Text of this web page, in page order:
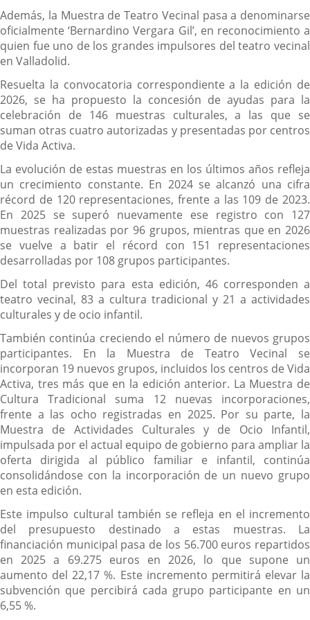
Además, la Muestra de Teatro Vecinal pasa a denominarse
oficialmente ‘Bernardino Vergara Gil’, en reconocimiento a
quien fue uno de los grandes impulsores del teatro vecinal
en Valladolid.
Resuelta la convocatoria correspondiente a la edición de
2026, se ha propuesto la concesión de ayudas para la
celebración de 146 muestras culturales, a las que se
suman otras cuatro autorizadas y presentadas por centros
de Vida Activa.
La evolución de estas muestras en los últimos años refleja
un crecimiento constante. En 2024 se alcanzó una cifra
récord de 120 representaciones, frente a las 109 de 2023.
En 2025 se superó nuevamente ese registro con 127
muestras realizadas por 96 grupos, mientras que en 2026
se vuelve a batir el récord con 151 representaciones
desarrolladas por 108 grupos participantes.
Del total previsto para esta edición, 46 corresponden a
teatro vecinal, 83 a cultura tradicional y 21 a actividades
culturales y de ocio infantil.
También continúa creciendo el número de nuevos grupos
participantes. En la Muestra de Teatro Vecinal se
incorporan 19 nuevos grupos, incluidos los centros de Vida
Activa, tres más que en la edición anterior. La Muestra de
Cultura Tradicional suma 12 nuevas incorporaciones,
frente a las ocho registradas en 2025. Por su parte, la
Muestra de Actividades Culturales y de Ocio Infantil,
impulsada por el actual equipo de gobierno para ampliar la
oferta dirigida al público familiar e infantil, continúa
consolidándose con la incorporación de un nuevo grupo
en esta edición.
Este impulso cultural también se refleja en el incremento
del presupuesto destinado a estas muestras. La
financiación municipal pasa de los 56.700 euros repartidos
en 2025 a 69.275 euros en 2026, lo que supone un
aumento del 22,17 %. Este incremento permitirá elevar la
subvención que percibirá cada grupo participante en un
6,55 %.